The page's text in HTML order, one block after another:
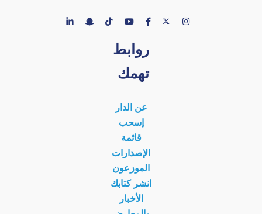
روابط
تهمك
عن الدار
إسحب
قائمة
الإصدارات
الموزعون
انشر كتابك
الأخبار